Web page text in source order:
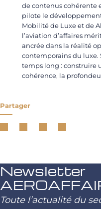
de contenus cohérente
pilote le
Mobilité de Luxe et de
l’aviation d’affaires
ancrée dans la réalité
contemporains du luxe.
temps long : construire
cohérence, la
Partager
Newsletter
Toute l’actualité du